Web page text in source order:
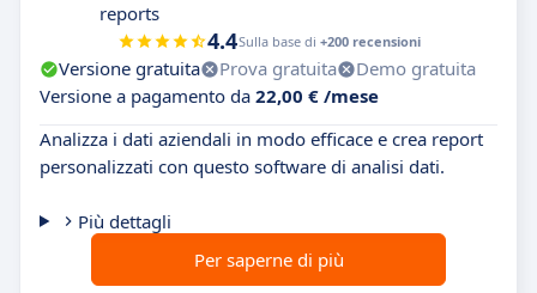
reports
4.4Sulla base di +200 recensioni
Versione gratuita Prova gratuita
Demo gratuita
Versione a pagamento da 22,00 € /mese
Analizza i dati aziendali in modo efficace e crea report
personalizzati con questo software di analisi dati.
Più dettagli
Per saperne di più